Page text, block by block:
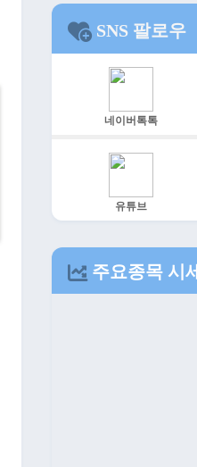
SNS 팔로우
네이버톡톡
유튜브
주요종목 시세